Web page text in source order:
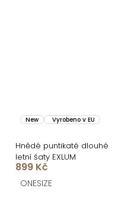
New Vyrobeno v EU
Hnědé puntikaté dlouhé
letní šaty EXLUM
899 Kč
ONESIZE